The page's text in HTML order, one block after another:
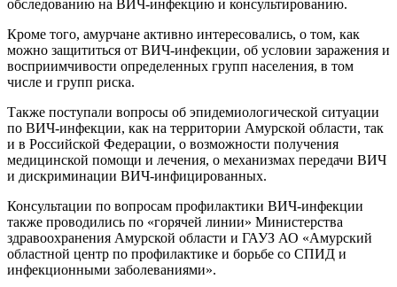
обследованию на ВИЧ-инфекцию и консультированию.
Кроме того, амурчане активно интересовались, о том, как
можно защититься от ВИЧ-инфекции, об условии заражения и
восприимчивости определенных групп населения, в том
числе и групп риска.
Также поступали вопросы об эпидемиологической ситуации
по ВИЧ-инфекции, как на территории Амурской области, так
и в Российской Федерации, о возможности получения
медицинской помощи и лечения, о механизмах передачи ВИЧ
и дискриминации ВИЧ-инфицированных.
Консультации по вопросам профилактики ВИЧ-инфекции
также проводились по «горячей линии» Министерства
здравоохранения Амурской области и ГАУЗ АО «Амурский
областной центр по профилактике и борьбе со СПИД и
инфекционными заболеваниями».